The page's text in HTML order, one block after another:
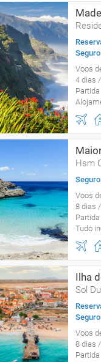
Voos
4 dias
Hsm
Voos
8 dias
Tudo
Ilha
Sol
Voos
8 dias